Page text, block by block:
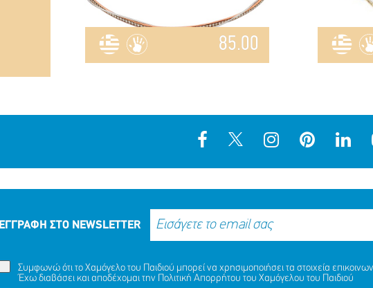
85.00
ΕΓΓΡΑΦΗ ΣΤΟ NEWSLETTER
Συμφωνώ ότι το Χαμόγελο του Παιδιού μπορεί να χρησιμοποιήσει τα στοιχεία
Έχω διαβάσει και αποδέχομαι την Πολιτική Απορρήτου του Χαμόγελου του Παιδιού